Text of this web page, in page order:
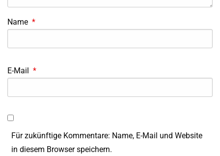
Name *
E-Mail *
Für zukünftige Kommentare: Name, E-Mail und Website
in diesem Browser speichern.